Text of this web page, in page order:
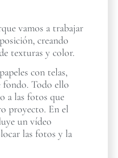
vamos a trabajar
creando
texturas y color.
con telas,
fondo. Todo ello
a las fotos que
proyecto. En el
un vídeo
las fotos y la